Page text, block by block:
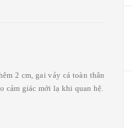
2 cm, gai vảy cá toàn thân
cảm giác mới lạ khi quan hệ.